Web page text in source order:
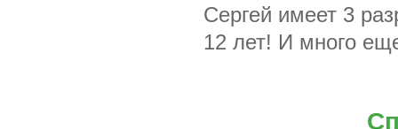
Сергей имеет 3
12 лет! И много